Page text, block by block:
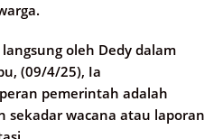
oleh Dedy dalam
(09/4/25), Ia
pemerintah adalah
sekadar wacana atau laporan